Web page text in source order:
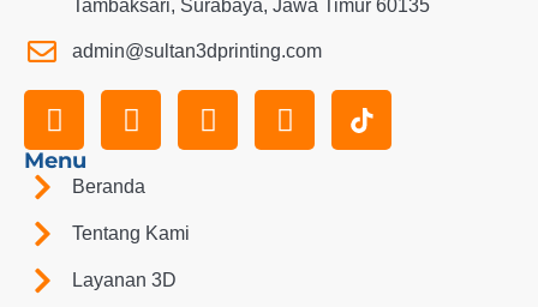
Tambaksari, Surabaya, Jawa Timur 60135
admin@sultan3dprinting.com
Menu
Beranda
Tentang Kami
Layanan 3D